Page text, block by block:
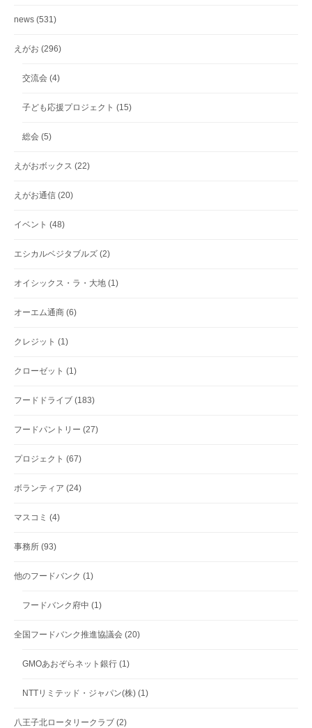
news (531)
えがお (296)
交流会 (4)
子ども応援プロジェクト (15)
総会 (5)
えがおボックス (22)
えがお通信 (20)
イベント (48)
エシカルベジタブルズ (2)
オイシックス・ラ・大地 (1)
オーエム通商 (6)
クレジット (1)
クローゼット (1)
フードドライブ (183)
フードパントリー (27)
プロジェクト (67)
ボランティア (24)
マスコミ (4)
事務所 (93)
他のフードバンク (1)
フードバンク府中 (1)
全国フードバンク推進協議会 (20)
GMOあおぞらネット銀行 (1)
NTTリミテッド・ジャパン(株) (1)
八王子北ロータリークラブ (2)